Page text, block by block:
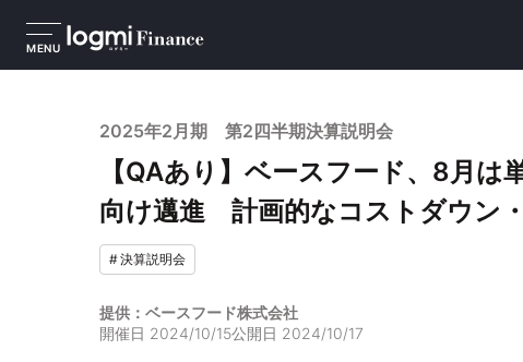
MENU
2025年2月期 第2四半期決算説明会
【QAあり】ベースフード、8⽉は
向け邁進 計画的なコストダウン
#決算説明会
提供：ベースフード株式会社
開催日 2024/10/15公開日 2024/10/17